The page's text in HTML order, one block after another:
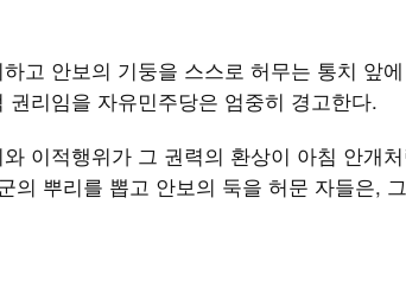
고 안보의 기둥을 스스로 허무는 통치 앞
리임을 자유민주당은 엄중히 경고한다.
이적행위가 그 권력의 환상이 아침 안개
의 뿌리를 뽑고 안보의 둑을 허문 자들은,